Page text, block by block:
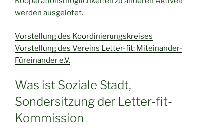
werden ausgelotet.
Vorstellung des Koordinierungskreises
Vorstellung des Vereins Letter-fit: Miteinander-
Füreinander e.V.
Was ist Soziale Stadt,
Sondersitzung der Letter-fit-
Kommission